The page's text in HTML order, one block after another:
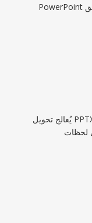
PowerPoint الأقدم — مثالي للأنظمة القديمة والتوافق
يُعالج تحويل PPTX إلى PPS بسرعة على الخوادم السحابية.